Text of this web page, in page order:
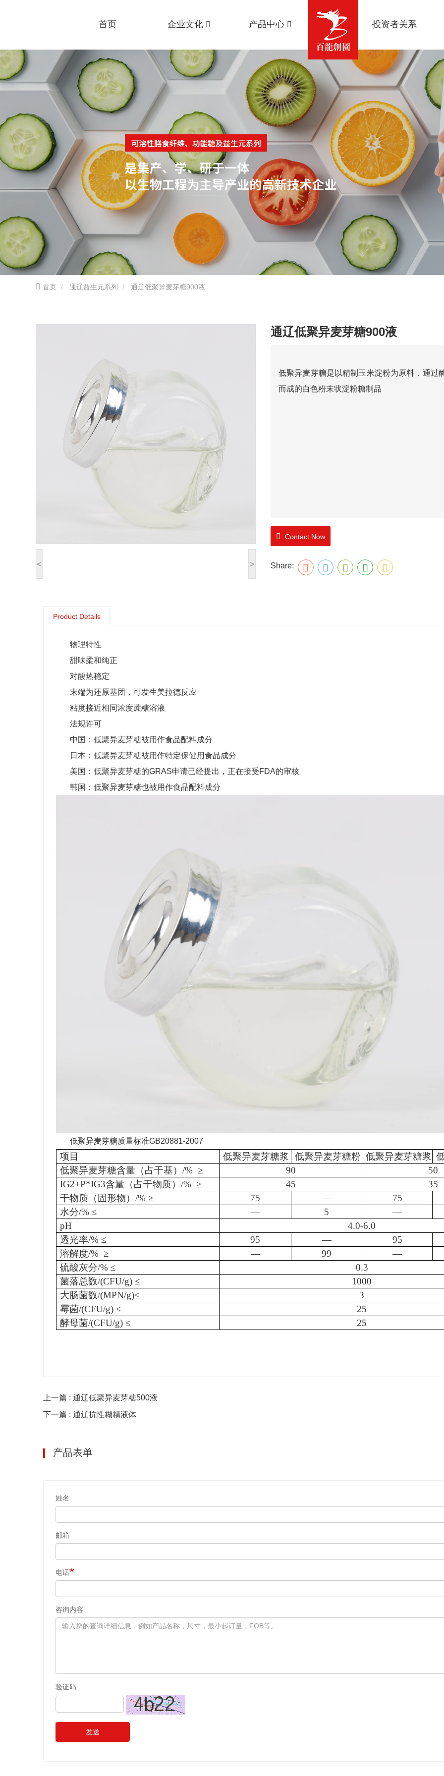
首页 企业文化 产品中心 投资者关系
首页 通辽益生元系列 通辽低聚异麦芽糖900液
< >
通辽低聚异麦芽糖900液
低聚异麦芽糖是以精制玉米淀粉为原料，通过
而成的白色粉末状淀粉糖制品
Contact Now
Share:
Product Details
物理特性
甜味柔和纯正
对酸热稳定
末端为还原基团，可发生美拉德反应
粘度接近相同浓度蔗糖溶液
法规许可
中国：低聚异麦芽糖被用作食品配料成分
日本：低聚异麦芽糖被用作特定保健用食品成分
美国：低聚异麦芽糖的GRAS申请已经提出，正在接受FDA的审核
韩国：低聚异麦芽糖也被用作食品配料成分
低聚异麦芽糖质量标准GB20881-2007
项目 低聚异麦芽糖浆 低聚异麦芽糖粉 低聚异麦芽糖浆
低聚异麦芽糖含量（占干基）/% ≥
90
50
IG2+P*IG3含量（占干物质）/% ≥
45
35
干物质（固形物）/% ≥
75 — 75
水分/% ≤
— 5 —
pH
4.0-6.0
透光率/% ≤
95 — 95
溶解度/% ≥
— 99 —
硫酸灰分/% ≤
0.3
菌落总数/(CFU/g) ≤
1000
大肠菌数/(MPN/g)≤
3
霉菌/(CFU/g) ≤
25
酵母菌/(CFU/g) ≤
25
上一篇 : 通辽低聚异麦芽糖500液
下一篇 : 通辽抗性糊精液体
产品表单
姓名
邮箱
电话
咨询内容
验证码
发送